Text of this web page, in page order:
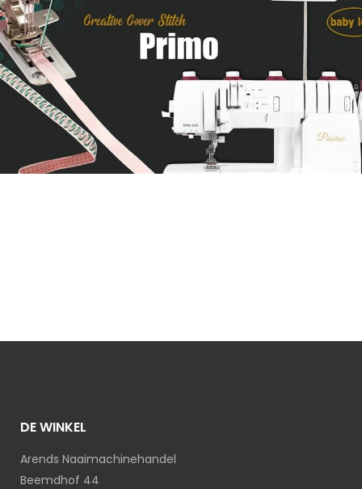
DE WINKEL
Arends Naaimachinehandel
Beemdhof 44